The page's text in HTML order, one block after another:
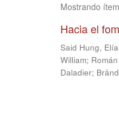
Mostrando
Hacia el
Said Hung,
William;
Daladier;